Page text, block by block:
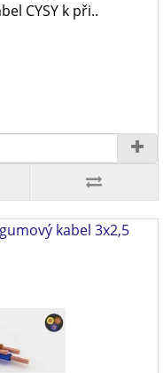
CYSY k při..
gumový kabel 3x2,5